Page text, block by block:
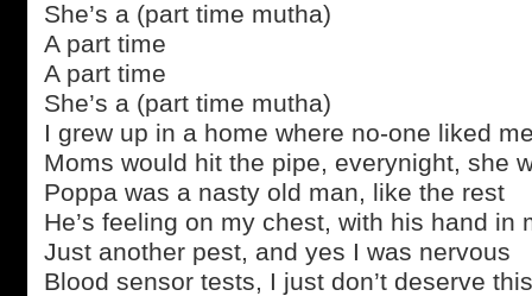
She’s a (part time mutha)
A part time
A part time
She’s a (part time mutha)
I grew up in a home where no-one liked
Moms would hit the pipe, everynight, she
Poppa was a nasty old man, like the rest
He’s feeling on my chest, with his hand in
Just another pest, and yes I was nervous
Blood sensor tests, I just don’t deserve this